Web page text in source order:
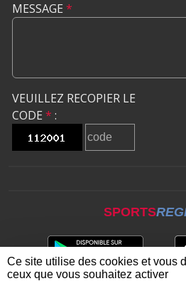
MESSAGE *
VEUILLEZ RECOPIER LE
CODE * :
SPORTS
Ce site utilise des cookies et vous
ceux que vous souhaitez activer